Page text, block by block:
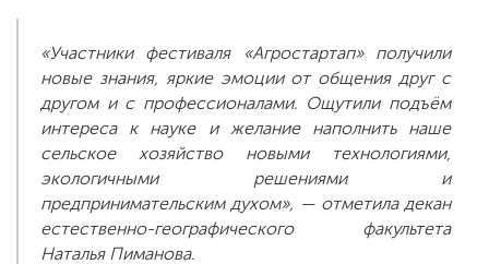
«Участники фестиваля «Агростартап» получили
новые знания, яркие эмоции от общения друг с
другом и с профессионалами. Ощутили подъём
интереса к науке и желание наполнить наше
сельское хозяйство новыми технологиями,
экологичными решениями и
предпринимательским духом», — отметила декан
естественно-географического факультета
Наталья Пиманова.